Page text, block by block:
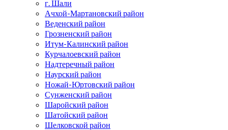
г. Шали
Ачхой-Мартановский район
Веденский район
Грозненский район
Итум-Калинский район
Курчалоевский район
Надтеречный район
Наурский район
Ножай-Юртовский район
Сунженский район
Шаройский район
Шатойский район
Шелковской район